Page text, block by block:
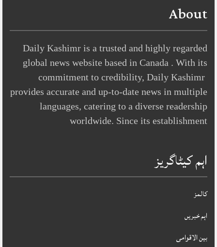
About
Daily Kashimr is a trusted and highly regarded
global news website based in Canada . With its
commitment to credibility, Daily Kashimr
provides accurate and up-to-date news in multiple
languages, catering to a diverse readership
worldwide. Since its establishment
اہم کیٹاگریز
کالمز
اہم خبریں
بین الاقوامی